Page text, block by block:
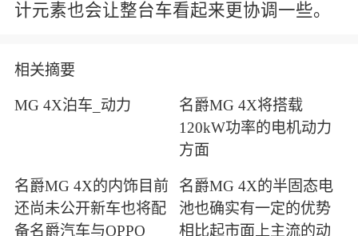
计元素也会让整台车看起来更协调一些。
相关摘要
MG 4X泊车_动力
名爵MG 4X将搭载
120kW功率的电机动力
方面
名爵MG 4X的内饰目前
还尚未公开新车也将配
备名爵汽车与OPPO
名爵MG 4X的半固态电
池也确实有一定的优势
相比起市面上主流的动